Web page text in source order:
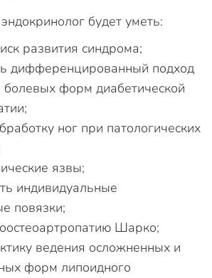
будет уметь:
развития синдрома;
дифференцированный подход
болевых форм диабетической
ног при патологических
язвы;
индивидуальные
повязки;
Шарко;
ведения осложненных и
форм липоидного